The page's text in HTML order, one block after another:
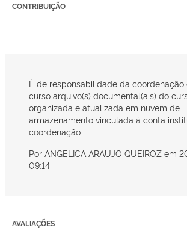
CONTRIBUIÇÃO
É de responsabilidade da
curso arquivo(s) documental(ais) do
organizada e atualizada em nuvem de
armazenamento vinculada à conta
coordenação.
Por ANGELICA ARAUJO QUEIROZ em
09:14
AVALIAÇÕES